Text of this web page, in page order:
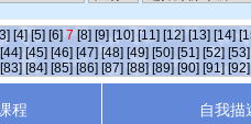
[4] [5] [6] 7 [8] [9] [10] [11] [12] [13] [14]
[44] [45] [46] [47] [48] [49] [50] [51] [52] [53]
[83] [84] [85] [86] [87] [88] [89] [90] [91] [92]
程 自我描